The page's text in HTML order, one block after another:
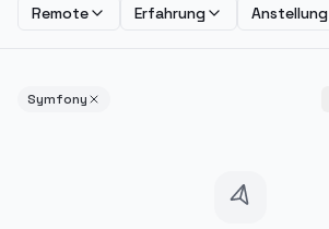
Remote Erfahrung Anstellung
Symfony